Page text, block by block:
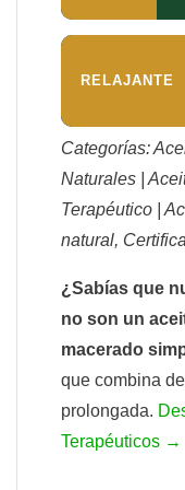
RELAJANTE
Categorías:
Naturales |
Terapéutico |
natural,
¿Sabías que
no son un
macerado
que combina
prolongada.
Terapéuticos →